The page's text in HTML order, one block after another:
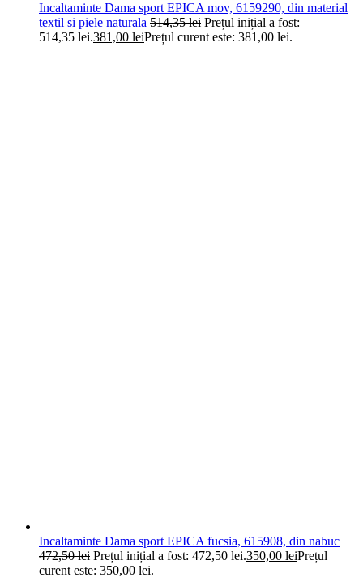
Incaltaminte Dama sport EPICA mov, 6159290, din material
textil si piele naturala 514,35lei Prețul inițial a fost:
514,35 lei.381,00 leiPrețul curent este: 381,00 lei.
Incaltaminte Dama sport EPICA fucsia, 615908, din nabuc
472,50lei Prețul inițial a fost: 472,50 lei.350,00 leiPrețul
curent este: 350,00 lei.